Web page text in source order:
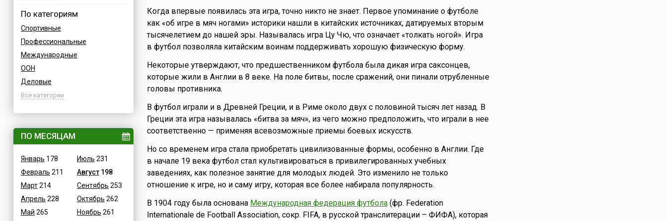
Босния
Бразилия
Великобритания
Венгрия
Вьетнам
Германия
Греция
Египет
Израиль
Индия
Иордания
Ирак
Иран
По категориям
Спортивные
Профессиональные
Международные
ООН
Деловые
Дни воинской славы России
ВОВ
Гастрономические
Детские
В честь икон
Дни памяти святых
Конституционные
Все категории
ПО МЕСЯЦАМ
Январь 178
Февраль 211
Март214
Апрель 228
Май 265
Июль 231
Август198
Сентябрь 253
Октябрь 262
Ноябрь 261
Когда впервые появилась эта игра, точно никто не знает. Первое упоминание о футболе
как «об игре в мяч ногами» историки нашли в китайских источниках, датируемых вторым
тысячелетием до нашей эры. Называлась игра Цу Чю, что означает «толкать ногой». Игра
в футбол позволяла китайским воинам поддерживать хорошую физическую форму.
Некоторые утверждают, что предшественником футбола была дикая игра саксонцев,
которые жили в Англии в 8 веке. На поле битвы, после сражений, они пинали отрубленные
головы противника.
В футбол играли и в Древней Греции, и в Риме около двух с половиной тысяч лет назад. В
Греции эта игра называлась «битва за мяч», из чего можно предположить, что играли в нее
соответственно — применяя всевозможные приемы боевых искусств.
Но со временем игра стала приобретать цивилизованные формы, особенно в Англии. Где
в начале 19 века футбол стал культивироваться в привилегированных учебных
заведениях, как полезное занятие для молодых людей. Это изменило не только
отношение к игре, но и саму игру, которая все более набирала популярность.
В 1904 году была основана Международная федерация футбола(фр. Federation
Internationale de Football Association, сокр. FIFA, в русской транслитерации – ФИФА), которая